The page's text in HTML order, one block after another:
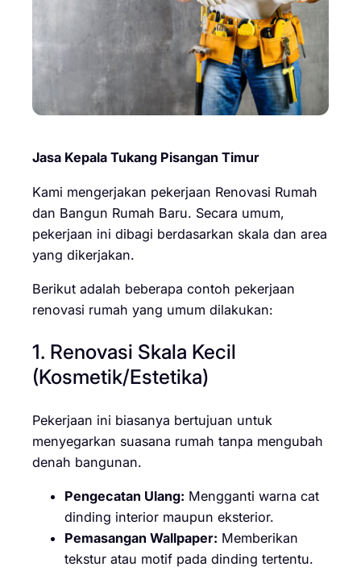
Jasa Kepala Tukang Pisangan Timur
Kami mengerjakan pekerjaan Renovasi Rumah
dan Bangun Rumah Baru. Secara umum,
pekerjaan ini dibagi berdasarkan skala dan area
yang dikerjakan.
Berikut adalah beberapa contoh pekerjaan
renovasi rumah yang umum dilakukan:
1. Renovasi Skala Kecil
(Kosmetik/Estetika)
Pekerjaan ini biasanya bertujuan untuk
menyegarkan suasana rumah tanpa mengubah
denah bangunan.
Pengecatan Ulang: Mengganti warna cat
dinding interior maupun eksterior.
Pemasangan Wallpaper: Memberikan
tekstur atau motif pada dinding tertentu.